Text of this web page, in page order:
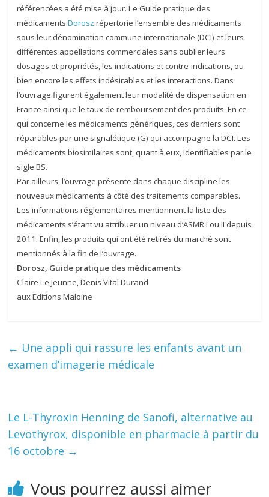
référencées a été mise à jour. Le Guide pratique des
médicamentsDorosz répertorie l’ensemble des médicaments
sous leur dénomination commune internationale (DCI) et leurs
différentes appellations commerciales sans oublier leurs
dosages et propriétés, les indications et contre-indications, ou
bien encore les effets indésirables et les interactions. Dans
l’ouvrage figurent également leur modalité de dispensation en
France ainsi que le taux de remboursement des produits. En ce
qui concerne les médicaments génériques, ces derniers sont
réparables par une signalétique (G) qui accompagne la DCI. Les
médicaments biosimilaires sont, quant à eux, identifiables par le
sigle BS.
Par ailleurs, l’ouvrage présente dans chaque discipline les
nouveaux médicaments à côté des traitements comparables.
Les informations réglementaires mentionnent la liste des
médicaments s’étant vu attribuer un niveau d’ASMR I ou II depuis
2011. Enfin, les produits qui ont été retirés du marché sont
mentionnés à la fin de l’ouvrage.
Dorosz, Guide pratique des médicaments
Claire Le Jeunne, Denis Vital Durand
aux Editions Maloine
← Une appli qui rassure les enfants avant un
examen d’imagerie médicale
Le L-Thyroxin Henning de Sanofi, alternative au
Levothyrox, disponible en pharmacie à partir du
16 octobre →
Vous pourrez aussi aimer